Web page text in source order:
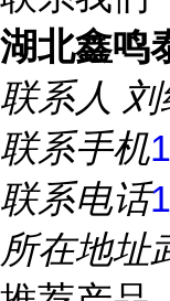
湖北鑫鸣
联系人
联系手机
联系电话
所在地址